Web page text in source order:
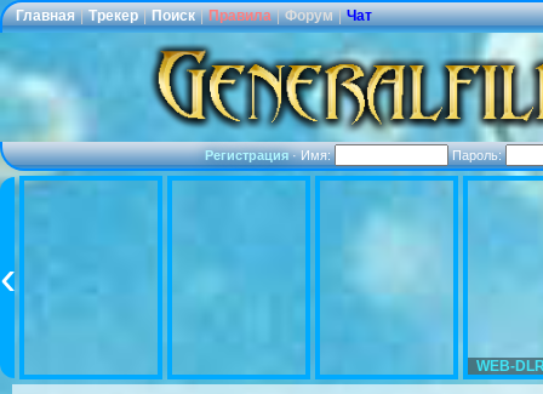
Главная | Трекер | Поиск | Правила | Форум | Чат
Регистрация·Имя: Пароль:
WEB-